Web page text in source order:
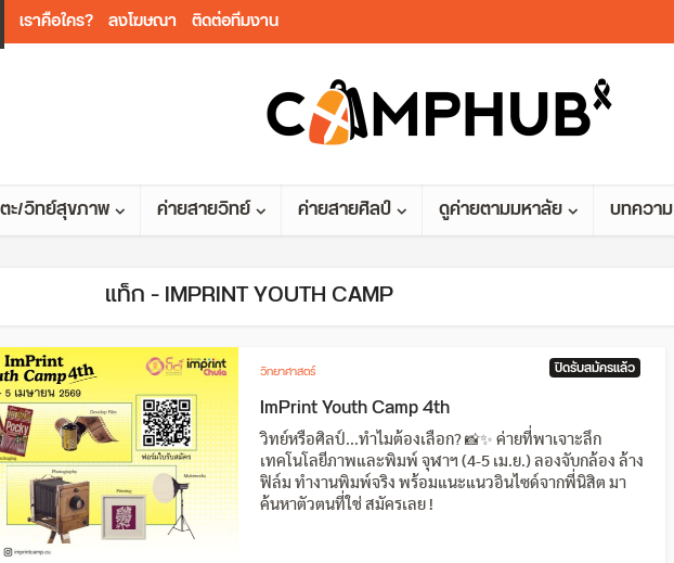
เราคือใคร? ลงโฆษณา ติดต่อทีมงาน
ะ/วิทย์สุขภาพ ค่ายสายวิทย์ ค่ายสายศิลป์ ดูค่ายตามมหาลัย บทความ
แท็ก - IMPRINT YOUTH CAMP
วิทยาศาสตร์ ปิดรับสมัครแล้ว
ImPrint Youth Camp 4th
วิทย์หรือศิลป์...ทำไมต้องเลือก? 📸✨ ค่ายที่พาเจาะลึก
เทคโนโลยีภาพและพิมพ์ จุฬาฯ (4-5 เม.ย.) ลองจับกล้อง ล้าง
ฟิล์ม ทำงานพิมพ์จริง พร้อมแนะแนวอินไซด์จากพี่นิสิต มา
ค้นหาตัวตนที่ใช่ สมัครเลย !